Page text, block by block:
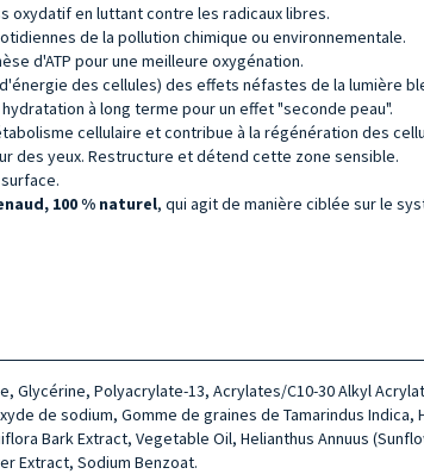
oxydatif en luttant contre les radicaux libres.
de la pollution chimique ou environnementale.
d'ATP pour une meilleure oxygénation.
des cellules) des effets néfastes de la lumière
à long terme pour un effet "seconde peau".
cellulaire et contribue à la régénération des
des yeux. Restructure et détend cette zone sensible.
100 % naturel, qui agit de manière ciblée sur le
Glycérine, Polyacrylate-13, Acrylates/C10-30 Alkyl
de sodium, Gomme de graines de Tamarindus
Bark Extract, Vegetable Oil, Helianthus Annuus
Extract, Sodium Benzoat.